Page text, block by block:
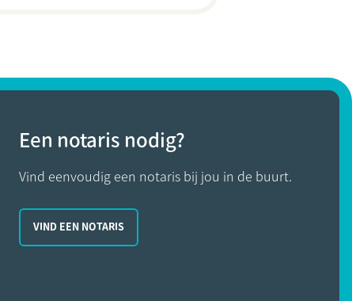
Een notaris nodig?
Vind eenvoudig een notaris bij jou in de buurt.
VIND EEN NOTARIS